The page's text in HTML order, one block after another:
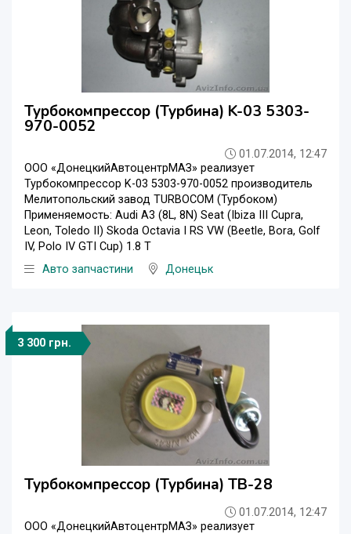
Турбокомпрессор (Турбина) K-03 5303-
970-0052
01.07.2014, 12:47
ООО «ДонецкийАвтоцентрМАЗ» реализует
Турбокомпрессор K-03 5303-970-0052 производитель
Мелитопольский завод TURBOCOM (Турбоком)
Применяемость: Audi A3 (8L, 8N) Seat (Ibiza III Cupra,
Leon, Toledo II) Skoda Octavia I RS VW (Beetle, Bora, Golf
IV, Polo IV GTI Cup) 1.8 T
Авто запчастини
Донецьк
3 300 грн.
Турбокомпрессор (Турбина) TB-28
01.07.2014, 12:47
ООО «ДонецкийАвтоцентрМАЗ» реализует